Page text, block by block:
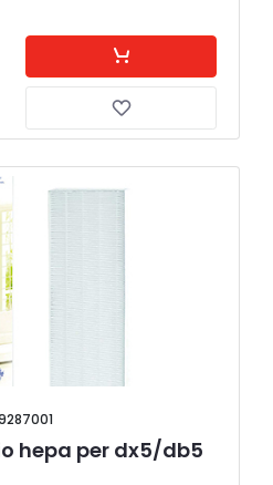
hepa per dx5/db5